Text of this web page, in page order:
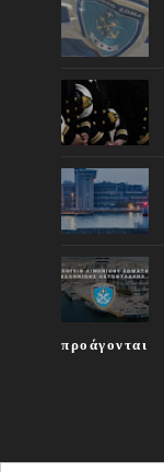
προάγονται